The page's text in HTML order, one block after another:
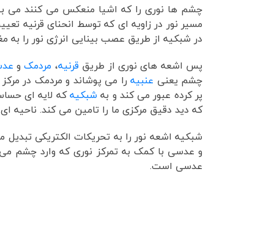
چشم ها نوری را که اشیا منعکس می کنند می
مسیر نور در زاویه ای که توسط انحنای قرنیه
در شبکیه از طریق عصب بینایی انرژی نور را به
پس اشعه های نوری از طریق قرنیه، مردمکو
چشم یعنی عنبیه را می پوشاند و مردمک در
پر کرده عبور می کند و به شبکیهکه لایه ای
که دید دقیق مرکزی ما را تامین می کند. ناحیه
شبکیه اشعه نور را به تحریکات الکتریکی